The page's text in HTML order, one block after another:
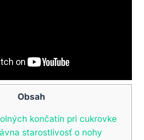
Obsah
končatín pri cukrovke
starostlivosť o nohy